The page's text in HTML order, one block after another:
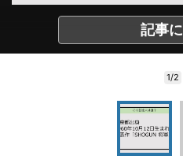
記事
1/2